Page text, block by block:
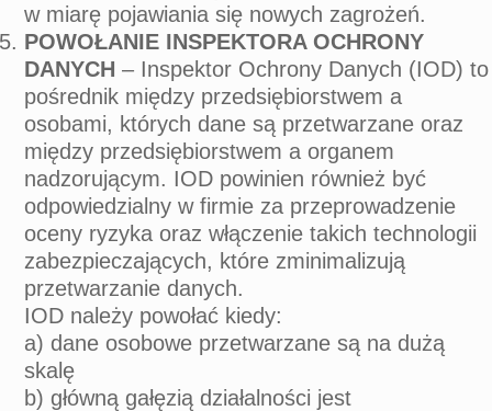
w miarę pojawiania się nowych zagrożeń.
POWOŁANIE INSPEKTORA OCHRONY
DANYCH – Inspektor Ochrony Danych (IOD) to
pośrednik między przedsiębiorstwem a
osobami, których dane są przetwarzane oraz
między przedsiębiorstwem a organem
nadzorującym. IOD powinien również być
odpowiedzialny w firmie za przeprowadzenie
oceny ryzyka oraz włączenie takich technologii
zabezpieczających, które zminimalizują
przetwarzanie danych.
IOD należy powołać kiedy:
a) dane osobowe przetwarzane są na dużą
skalę
b) główną gałęzią działalności jest